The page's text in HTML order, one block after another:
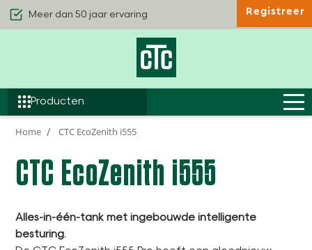
Kwaliteit & Comfort
Producten
Registreer
Home CTC EcoZenith i555
CTC EcoZenith i555
Alles-in-één-tank met ingebouwde intelligente
besturing.